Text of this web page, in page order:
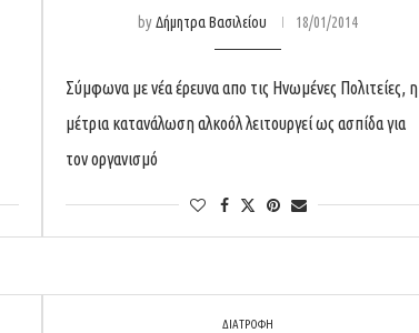
byΔήμητρα Βασιλείου 18/01/2014
Σύμφωνα με νέα έρευνα απο τις Ηνωμένες Πολιτείες, η
μέτρια κατανάλωση αλκοόλ λειτουργεί ως ασπίδα για
τον οργανισμό
ΔΙΑΤΡΟΦΗ